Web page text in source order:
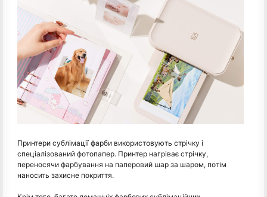
Принтери сублімації фарби використовують стрічку і
спеціалізований фотопапер. Принтер нагріває стрічку,
переносячи фарбування на паперовий шар за шаром, потім
наносить захисне покриття.